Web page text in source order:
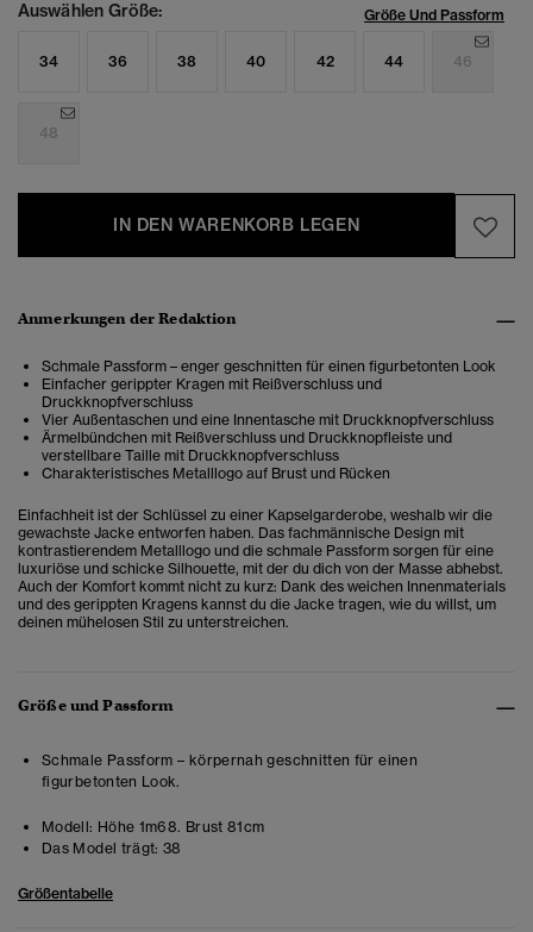
Auswählen Größe: Größe Und Passform
34 36 38 40 42 44 46
48
IN DEN WARENKORB LEGEN
Anmerkungen der Redaktion
Schmale Passform – enger geschnitten für einen figurbetonten Look
Einfacher gerippter Kragen mit Reißverschluss und
Druckknopfverschluss
Vier Außentaschen und eine Innentasche mit Druckknopfverschluss
Ärmelbündchen mit Reißverschluss und Druckknopfleiste und
verstellbare Taille mit Druckknopfverschluss
Charakteristisches Metalllogo auf Brust und Rücken
Einfachheit ist der Schlüssel zu einer Kapselgarderobe, weshalb wir die
gewachste Jacke entworfen haben. Das fachmännische Design mit
kontrastierendem Metalllogo und die schmale Passform sorgen für eine
luxuriöse und schicke Silhouette, mit der du dich von der Masse abhebst.
Auch der Komfort kommt nicht zu kurz: Dank des weichen Innenmaterials
und des gerippten Kragens kannst du die Jacke tragen, wie du willst, um
deinen mühelosen Stil zu unterstreichen.
Größe und Passform
Schmale Passform – körpernah geschnitten für einen
figurbetonten Look.
Modell: Höhe 1m68. Brust 81cm
Das Model trägt: 38
Größentabelle